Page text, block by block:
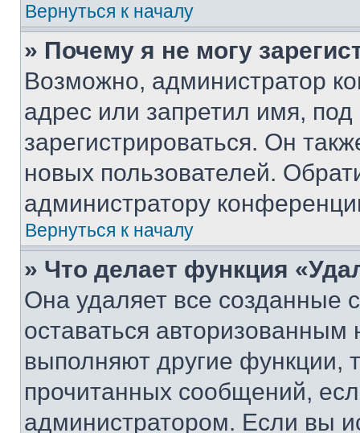
Вернуться к началу
» Почему я не могу
Возможно, администратор
адрес или запретил имя,
зарегистрироваться. Он
новых пользователей.
администратору
Вернуться к началу
» Что делает функция
Она удаляет все созданные
оставаться
выполняют другие функции,
прочитанных сообщений,
администратором. Если вы